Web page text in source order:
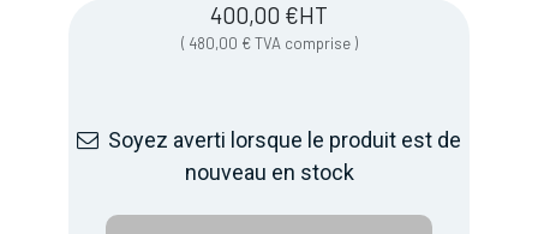
400,00 €HT
( 480,00 € TVA comprise )
Soyez averti lorsque le produit est de
nouveau en stock